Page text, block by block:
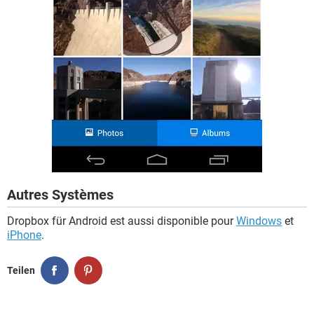
Autres Systèmes
Dropbox für Android est aussi disponible pourWindows et
iPhone.
Teilen